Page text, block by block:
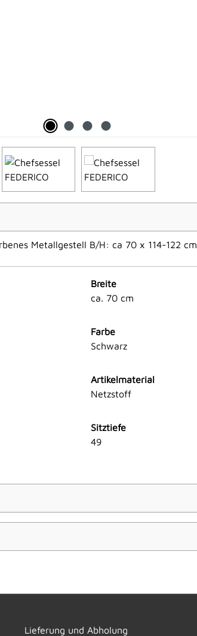
Metallgestell B/H: ca 70 x 114-122 cm
Breite
ca. 70 cm
Farbe
Schwarz
Artikelmaterial
Netzstoff
Sitztiefe
49
Lieferung und Abholung